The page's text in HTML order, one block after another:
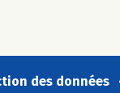
des données